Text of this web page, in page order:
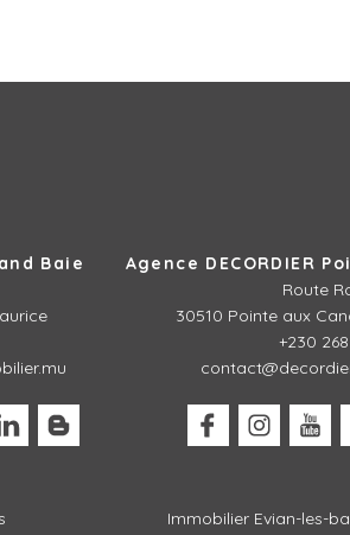
Baie
Agence DECORDIER
Route
30510 Pointe aux
+230
Immobilier Evian-les-